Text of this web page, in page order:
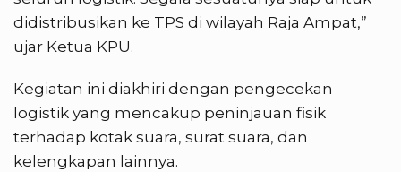
didistribusikan ke TPS di wilayah Raja Ampat,”
ujar Ketua KPU.
Kegiatan ini diakhiri dengan pengecekan
logistik yang mencakup peninjauan fisik
terhadap kotak suara, surat suara, dan
kelengkapan lainnya.